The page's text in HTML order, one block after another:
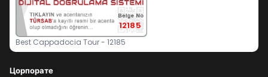
12185
Best Cappadocia Tour - 12185
Цорпорате